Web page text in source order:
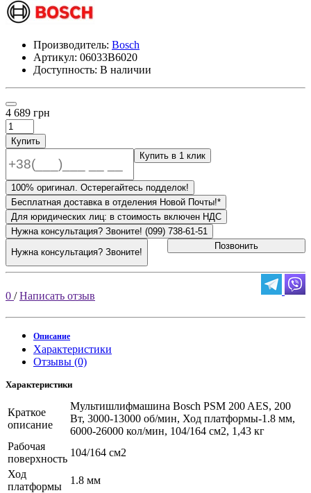
Производитель: Bosch
Артикул: 06033B6020
Доступность: В наличии
4 689 грн
Купить
Купить в 1 клик
100% оригинал. Остерегайтесь подделок!
Бесплатная доставка в отделения Новой Почты!*
Для юридических лиц: в стоимость включен НДС
Нужна консультация? Звоните! (099) 738-61-51
Нужна консультация? Звоните!
Позвонить
0 /Написать отзыв
Описание
Характеристики
Отзывы (0)
Характеристики
Краткое
описание
Мультишлифмашина Bosch PSM 200 AES, 200
Вт, 3000-13000 об/мин, Ход платформы-1.8 мм,
6000-26000 кол/мин, 104/164 см2, 1,43 кг
Рабочая
поверхность
104/164 см2
Ход
платформы
1.8 мм